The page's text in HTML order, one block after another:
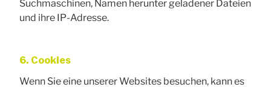
Suchmaschinen, Namen herunter geladener Dateien
und ihre IP-Adresse.
6. Cookies
Wenn Sie eine unserer Websites besuchen, kann es